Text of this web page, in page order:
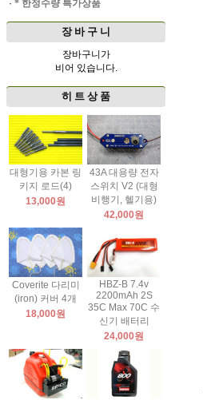
· * 한정수량 특가상품
장 바 구 니
장바구니가
비어 있습니다.
히 트 상 품
대형기용 카본 링
키지 로드(4)
13,000원
43A 대용량 전자
스위치 V2 (대형
비행기, 헬기용)
42,000원
Coverite 다리미
(iron) 커버 4개
18,000원
HBZ-B 7.4v
2200mAh 2S
35C Max 70C 수
신기 배터리
24,000원